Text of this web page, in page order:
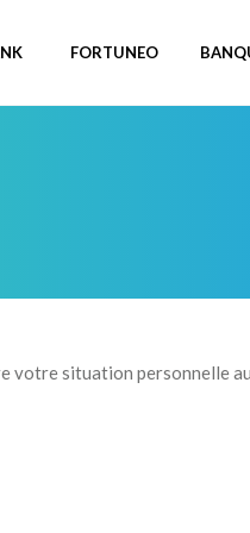
FORTUNEO
votre situation personnelle